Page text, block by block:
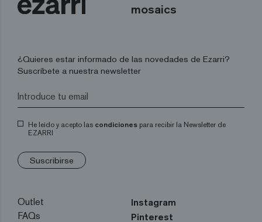
mosaics
¿Quieres estar informado de las novedades de Ezarri?
Suscríbete a nuestra newsletter
He leído y acepto las condiciones para recibir la Newsletter de
EZARRI
Suscribirse
Outlet
FAQs
Instagram
Pinterest